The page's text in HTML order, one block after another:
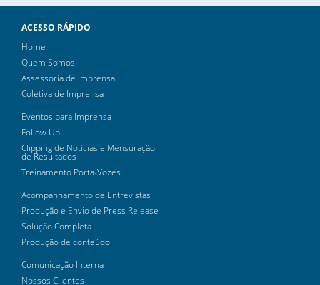
ACESSO RÁPIDO
Home
Quem Somos
Assessoria de Imprensa
Coletiva de Imprensa
Eventos para Imprensa
Follow Up
Clipping de Notícias e Mensuração
de Resultados
Treinamento Porta-Vozes
Acompanhamento de Entrevistas
Produção e Envio de Press Release
Solução Completa
Produção de conteúdo
Comunicação Interna
Nossos Clientes